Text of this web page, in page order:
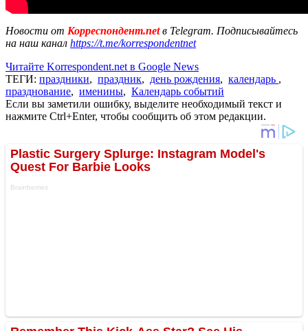
Новости от Корреспондент.netв Telegram. Подписывайтесь
на наш канал https://t.me/korrespondentnet
Читайте Korrespondent.net в Google News
ТЕГИ: праздники, праздник, день рождения, календарь ,
празднование, именины, Календарь событий
Если вы заметили ошибку, выделите необходимый текст и
нажмите Ctrl+Enter, чтобы сообщить об этом редакции.